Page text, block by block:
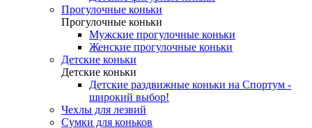
Прогулочные коньки
Прогулочные коньки
Мужские прогулочные коньки
Женские прогулочные коньки
Детские коньки
Детские коньки
Детские раздвижные коньки на Спортум -
широкий выбор!
Чехлы для лезвий
Сумки для коньков